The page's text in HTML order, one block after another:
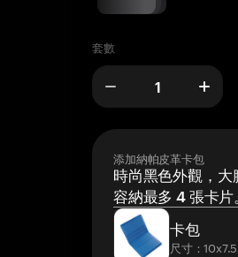
套數
添加納帕皮革卡包
時尚黑色外觀，大
容納最多 4 張卡片
卡包
尺寸：